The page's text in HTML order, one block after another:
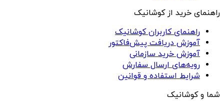
راهنمای خرید از کوشانیک
راهنمای کاربران کوشانیک
آموزش دریافت پیش‌فاکتور
آموزش خرید سازمانی
رویه‌های ارسال سفارش
شرایط استفاده و قوانین
شما و کوشانیک